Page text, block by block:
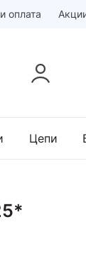
оплата
Цепи